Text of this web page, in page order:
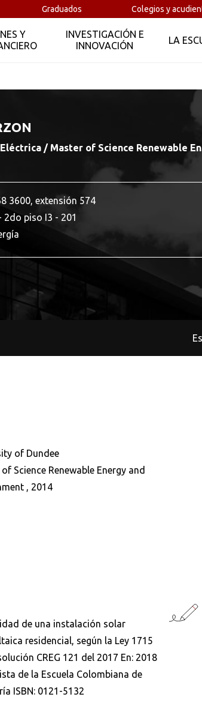
Graduados Colegios y
Y
INVESTIGACIÓN E
INNOVACIÓN
LA
/ Master of Science Renewable
3600, extensión 574
2do piso I3 - 201
of Dundee
Science Renewable Energy and
, 2014
de una instalación solar
residencial, según la Ley 1715
CREG 121 del 2017 En: 2018
de la Escuela Colombiana de
ISBN: 0121-5132